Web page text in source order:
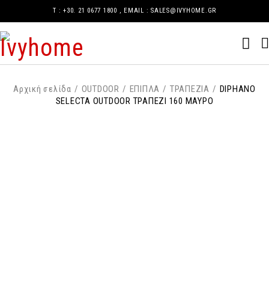
Τ : +30. 21 0677 1800 , EMAIL : SALES@IVYHOME.GR
Αρχική σελίδα / OUTDOOR / ΕΠΙΠΛΑ / ΤΡΑΠΕΖΙΑ / DIPHANO
SELECTA OUTDOOR ΤΡΑΠΕΖΙ 160 ΜΑΥΡΟ